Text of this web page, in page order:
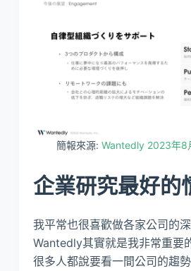
簡報來源: Wantedly 2023年8
企業研究最好的
我平常也很喜歡做各家公司的
Wantedly其實就是我非常重要
很多人都說要看一間公司的趨